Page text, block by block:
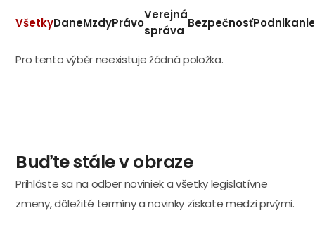
VšetkyDaneMzdyPrávo
Verejná
správa
Bezpečnosť
Pro tento výběr neexistuje žádná položka.
Buďte stále v obraze
Prihláste sa na odber noviniek a všetky legislatívne
zmeny, dôležité termíny a novinky získate medzi prvými.